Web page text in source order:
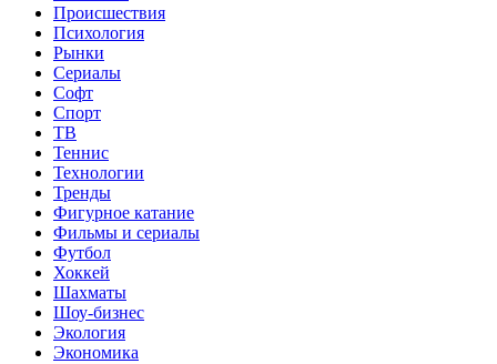
Происшествия
Психология
Рынки
Сериалы
Софт
Спорт
ТВ
Теннис
Технологии
Тренды
Фигурное катание
Фильмы и сериалы
Футбол
Хоккей
Шахматы
Шоу-бизнес
Экология
Экономика